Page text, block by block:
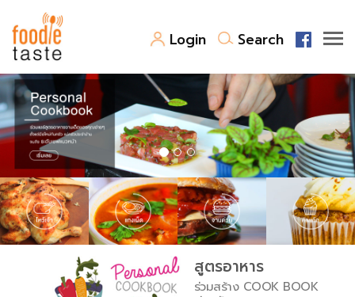
Login Search
สูตรอาหาร
สูตรอาหารล่าสุด
Top Foodie
พาไปชิม
สารพันก้นครัว
เคล็ดลับน่ารู้
เปรียบเทียบหน่วยการตวง
FoodPedia
สร้าง Cookbook
สูตรอาหาร
ร่วมสร้าง COOK BOOK